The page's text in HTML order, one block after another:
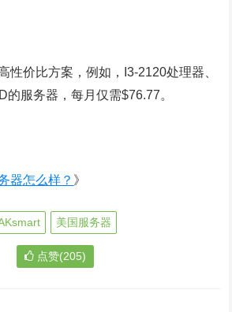
性价比方案，例如，I3-2120处理器、
的服务器，每月仅需$76.77。
器怎么样？ 》
美国服务器
点赞(205)